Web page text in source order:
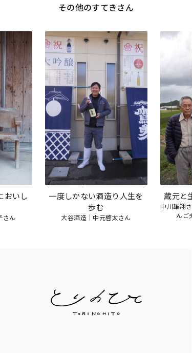
その他のすてきさん
おいし
ん
一度しかない酒造り人生を
歩む
大谷酒造｜中元啓太さん
蔵元と
中川雄翔
んご